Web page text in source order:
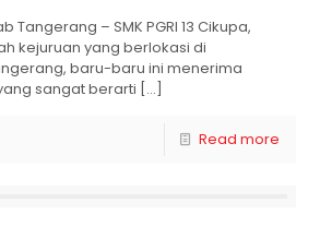
Tangerang – SMK PGRI 13 Cikupa,
kejuruan yang berlokasi di
baru-baru ini menerima
sangat berarti […]
Read more